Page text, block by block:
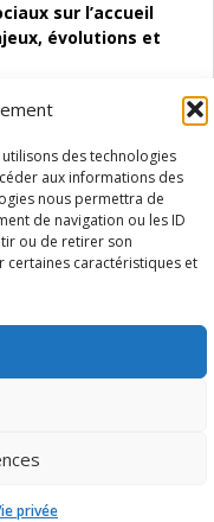
des technologies
aux informations des
nous permettra de
de navigation ou les ID
ou de retirer son
certaines caractéristiques et
privée
sur l’accueil
évolutions et
d’emploi (SAACE)
indicateurs
situation en